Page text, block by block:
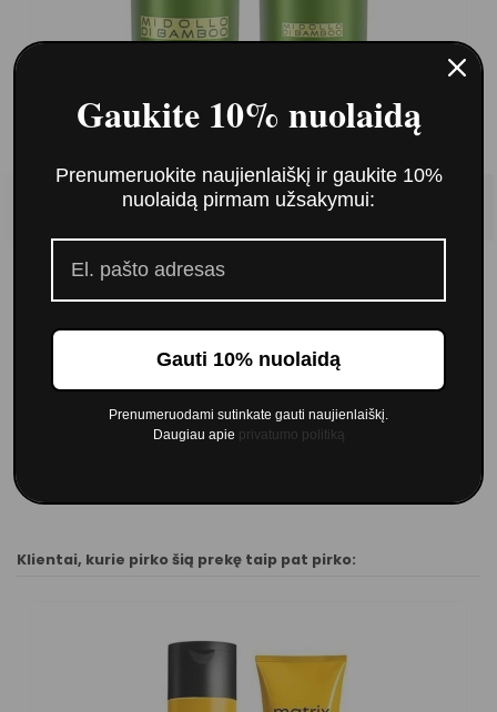
36,00 €
Į krepšelį
Klientai, kurie pirko šią prekę taip pat pirko:
Gaukite 10% nuolaidą
Prenumeruokite naujienlaiškį ir gaukite 10%
nuolaidą pirmam užsakymui:
Gauti 10% nuolaidą
Prenumeruodami sutinkate gauti naujienlaiškį.
Daugiau apie privatumo politiką